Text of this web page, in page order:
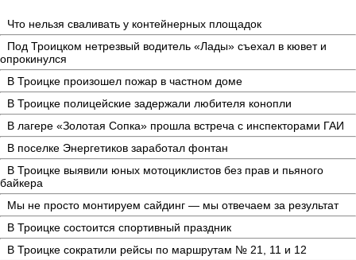
Что нельзя сваливать у контейнерных площадок
Под Троицком нетрезвый водитель «Лады» съехал в кювет и
опрокинулся
В Троицке произошел пожар в частном доме
В Троицке полицейские задержали любителя конопли
В лагере «Золотая Сопка» прошла встреча с инспекторами ГАИ
В поселке Энергетиков заработал фонтан
В Троицке выявили юных мотоциклистов без прав и пьяного
байкера
Мы не просто монтируем сайдинг — мы отвечаем за результат
В Троицке состоится спортивный праздник
В Троицке сократили рейсы по маршрутам № 21, 11 и 12